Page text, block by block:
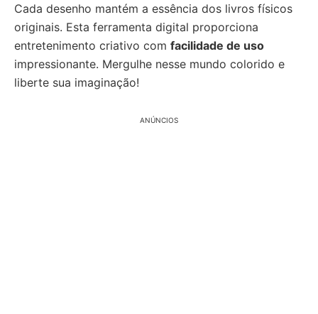
Cada desenho mantém a essência dos livros físicos
originais. Esta ferramenta digital proporciona
entretenimento criativo com facilidade de uso
impressionante. Mergulhe nesse mundo colorido e
liberte sua imaginação!
ANÚNCIOS